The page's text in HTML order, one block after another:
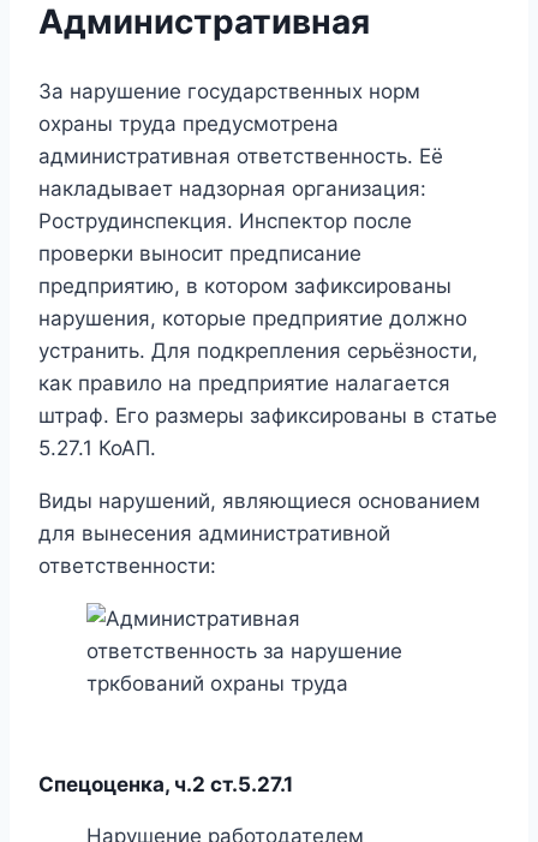
Административная
За нарушение государственных норм
охраны труда предусмотрена
административная ответственность. Её
накладывает надзорная организация:
Рострудинспекция. Инспектор после
проверки выносит предписание
предприятию, в котором зафиксированы
нарушения, которые предприятие должно
устранить. Для подкрепления серьёзности,
как правило на предприятие налагается
штраф. Его размеры зафиксированы в статье
5.27.1 КоАП.
Виды нарушений, являющиеся основанием
для вынесения административной
ответственности:
Спецоценка, ч.2 ст.5.27.1
Нарушение работодателем